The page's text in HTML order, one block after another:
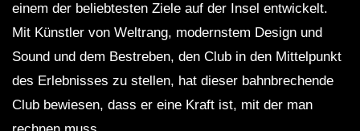
einem der beliebtesten Ziele auf der Insel entwickelt.
Mit Künstler von Weltrang, modernstem Design und
Sound und dem Bestreben, den Club in den Mittelpunkt
des Erlebnisses zu stellen, hat dieser bahnbrechende
Club bewiesen, dass er eine Kraft ist, mit der man